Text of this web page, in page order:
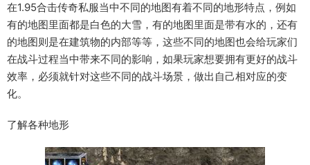
在1.95合击传奇私服当中不同的地图有着不同的地形特点，例如
有的地图里面都是白色的大雪，有的地图里面是带有水的，还有
的地图则是在建筑物的内部等等，这些不同的地图也会给玩家们
在战斗过程当中带来不同的影响，如果玩家想要拥有更好的战斗
效率，必须就针对这些不同的战斗场景，做出自己相对应的变
化。
了解各种地形